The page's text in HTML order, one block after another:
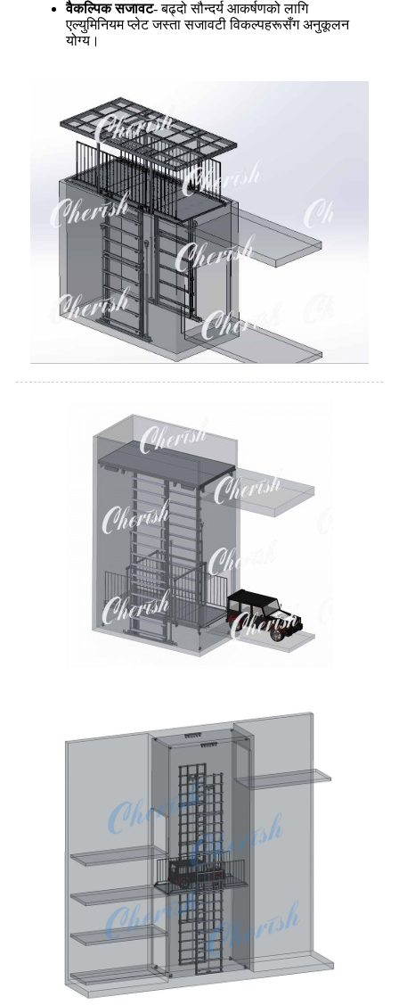
वैकल्पिक सजावट- बढ्दो सौन्दर्य आकर्षणको लागि
एल्युमिनियम प्लेट जस्ता सजावटी विकल्पहरूसँग अनुकूलन
योग्य।